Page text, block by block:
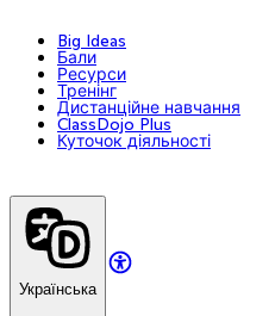
Big Ideas
Бали
Ресурси
Тренінг
Дистанційне навчання
ClassDojo Plus
Куточок діяльності
Українська